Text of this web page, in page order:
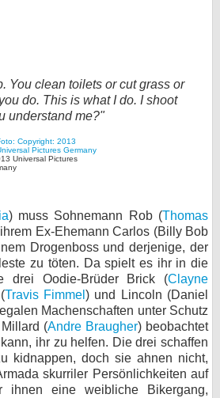
You clean toilets or cut grass or
do. This is what I do. I shoot
understand me?"
Universal Pictures
) muss Sohnemann Rob (Thomas
Ex-Ehemann Carlos (Billy Bob
Drogenboss und derjenige, der
zu töten. Da spielt es ihr in die
drei Oodie-Brüder Brick (Clayne
Travis Fimmel) und Lincoln (Daniel
Machenschaften unter Schutz
(Andre Braugher) beobachtet
ihr zu helfen. Die drei schaffen
kidnappen, doch sie ahnen nicht,
skurriler Persönlichkeiten auf
ihnen eine weibliche Bikergang,
Forum
bei X
bei Facebook
Nutzungsbedingungen
Datenschutz
Cookie-Einstellungen
Impressum
Desktop-Ansicht
myFanbase